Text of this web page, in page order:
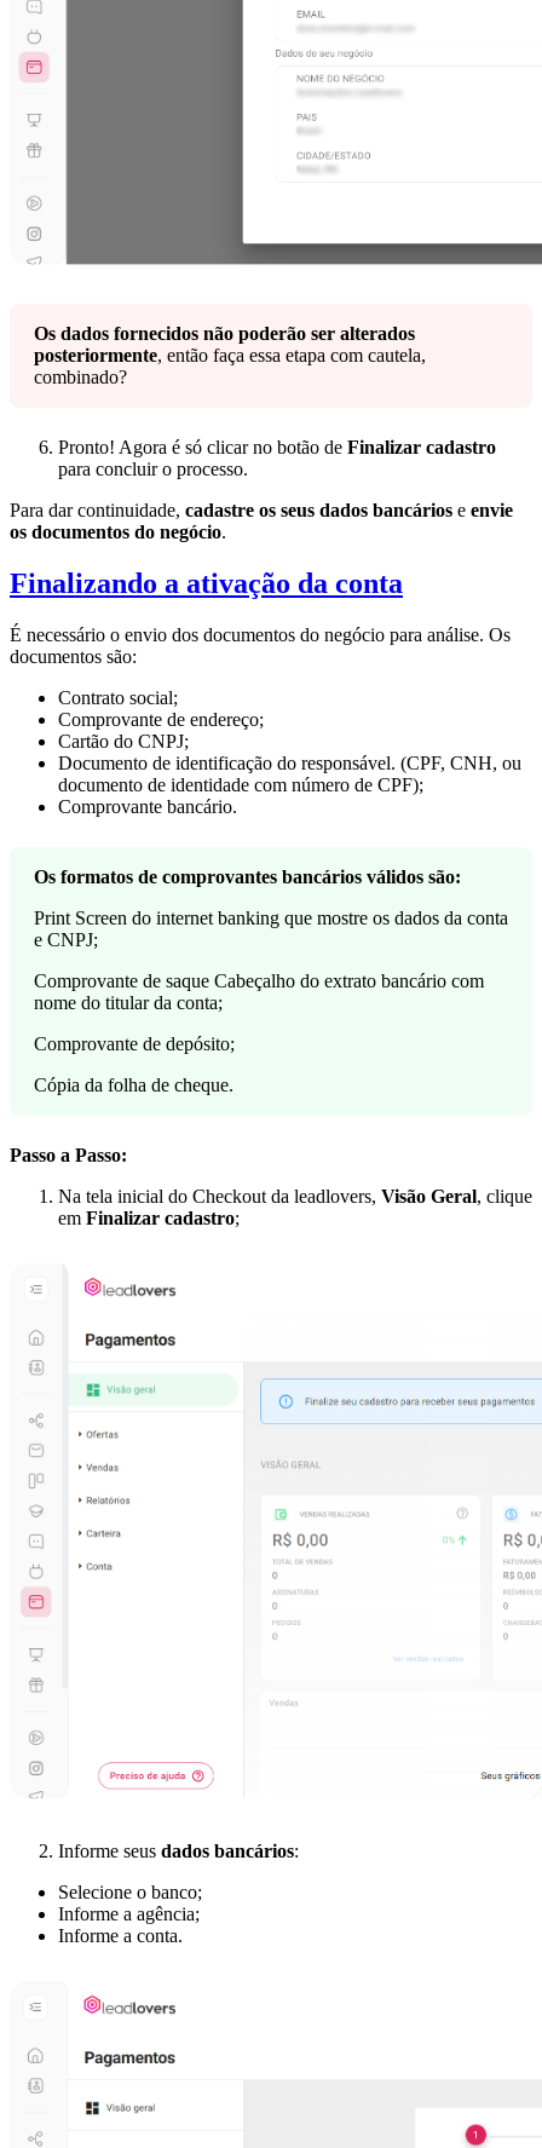
Os dados fornecidos não poderão ser alterados
posteriormente, então faça essa etapa com cautela,
combinado?
Pronto! Agora é só clicar no botão de Finalizar cadastro
para concluir o processo.
Para dar continuidade, cadastre os seus dados bancários e envie
os documentos do negócio.
Finalizando a ativação da conta
É necessário o envio dos documentos do negócio para análise. Os
documentos são:
Contrato social;
Comprovante de endereço;
Cartão do CNPJ;
Documento de identificação do responsável. (CPF, CNH, ou
documento de identidade com número de CPF);
Comprovante bancário.
Os formatos de comprovantes bancários válidos são:
Print Screen do internet banking que mostre os dados da conta
e CNPJ;
Comprovante de saque Cabeçalho do extrato bancário com
nome do titular da conta;
Comprovante de depósito;
Cópia da folha de cheque.
Passo a Passo:
Na tela inicial do Checkout da leadlovers, Visão Geral, clique
em Finalizar cadastro;
Informe seus dados bancários:
Selecione o banco;
Informe a agência;
Informe a conta.